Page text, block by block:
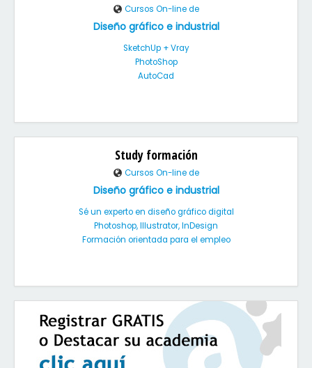
Cursos On-line de
Diseño gráfico e industrial
SketchUp + Vray
PhotoShop
AutoCad
Study formación
Cursos On-line de
Diseño gráfico e industrial
Sé un experto en diseño gráfico digital
Photoshop, Illustrator, InDesign
Formación orientada para el empleo